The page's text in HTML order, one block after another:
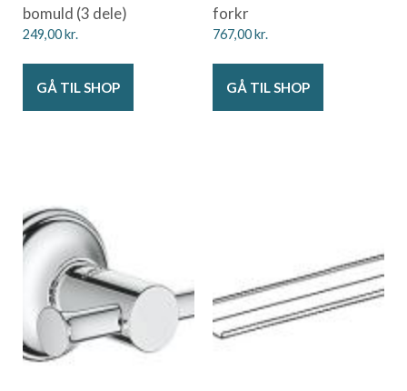
bomuld (3 dele)
249,00kr.
GÅ TIL SHOP
forkr
767,00kr.
GÅ TIL SHOP